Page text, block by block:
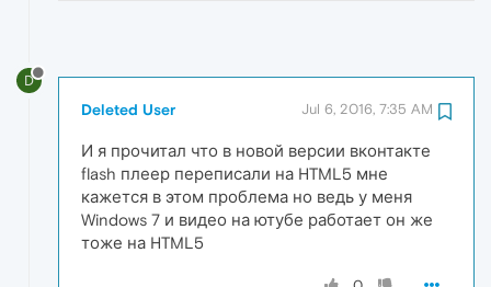
D
Deleted User Jul 6, 2016, 7:35 AM
И я прочитал что в новой версии вконтакте
flash плеер переписали на HTML5 мне
кажется в этом проблема но ведь у меня
Windows 7 и видео на ютубе работает он же
тоже на HTML5